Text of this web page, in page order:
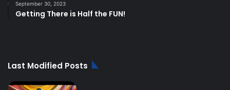
September 30, 2023
Getting There is Half the FUN!
Last Modified Posts